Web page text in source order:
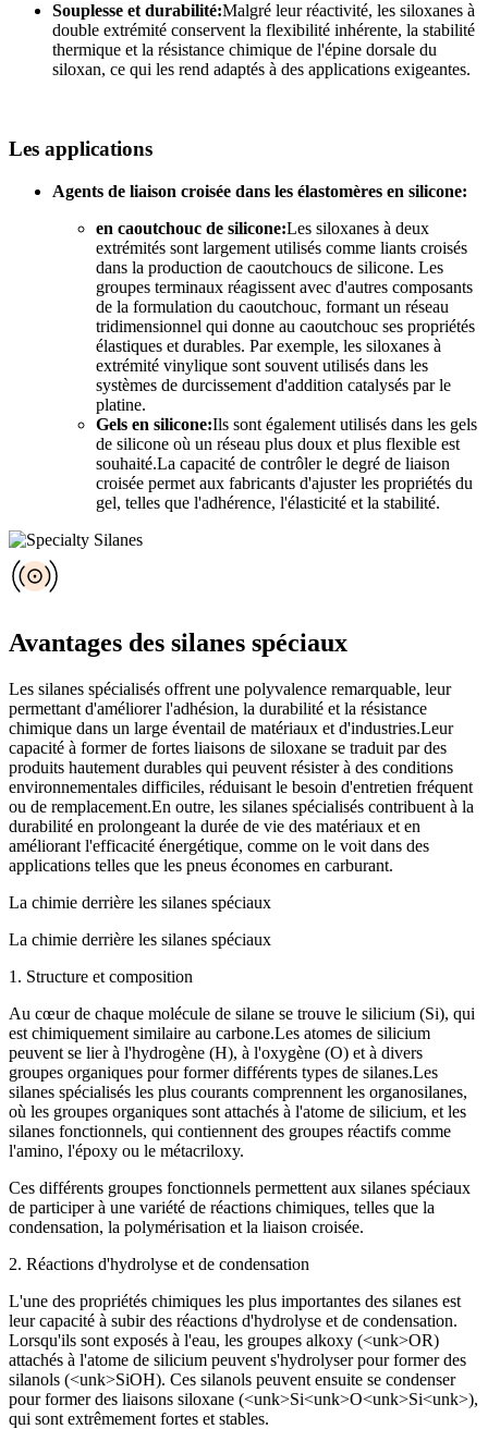
Souplesse et durabilité:Malgré leur réactivité, les siloxanes à
double extrémité conservent la flexibilité inhérente, la stabilité
thermique et la résistance chimique de l'épine dorsale du
siloxan, ce qui les rend adaptés à des applications exigeantes.
Les applications
Agents de liaison croisée dans les élastomères en silicone:
en caoutchouc de silicone:Les siloxanes à deux
extrémités sont largement utilisés comme liants croisés
dans la production de caoutchoucs de silicone. Les
groupes terminaux réagissent avec d'autres composants
de la formulation du caoutchouc, formant un réseau
tridimensionnel qui donne au caoutchouc ses propriétés
élastiques et durables. Par exemple, les siloxanes à
extrémité vinylique sont souvent utilisés dans les
systèmes de durcissement d'addition catalysés par le
platine.
Gels en silicone:Ils sont également utilisés dans les gels
de silicone où un réseau plus doux et plus flexible est
souhaité.La capacité de contrôler le degré de liaison
croisée permet aux fabricants d'ajuster les propriétés du
gel, telles que l'adhérence, l'élasticité et la stabilité.
Avantages des silanes spéciaux
Les silanes spécialisés offrent une polyvalence remarquable, leur
permettant d'améliorer l'adhésion, la durabilité et la résistance
chimique dans un large éventail de matériaux et d'industries.Leur
capacité à former de fortes liaisons de siloxane se traduit par des
produits hautement durables qui peuvent résister à des conditions
environnementales difficiles, réduisant le besoin d'entretien fréquent
ou de remplacement.En outre, les silanes spécialisés contribuent à la
durabilité en prolongeant la durée de vie des matériaux et en
améliorant l'efficacité énergétique, comme on le voit dans des
applications telles que les pneus économes en carburant.
La chimie derrière les silanes spéciaux
La chimie derrière les silanes spéciaux
1. Structure et composition
Au cœur de chaque molécule de silane se trouve le silicium (Si), qui
est chimiquement similaire au carbone.Les atomes de silicium
peuvent se lier à l'hydrogène (H), à l'oxygène (O) et à divers
groupes organiques pour former différents types de silanes.Les
silanes spécialisés les plus courants comprennent les organosilanes,
où les groupes organiques sont attachés à l'atome de silicium, et les
silanes fonctionnels, qui contiennent des groupes réactifs comme
l'amino, l'époxy ou le métacriloxy.
Ces différents groupes fonctionnels permettent aux silanes spéciaux
de participer à une variété de réactions chimiques, telles que la
condensation, la polymérisation et la liaison croisée.
2. Réactions d'hydrolyse et de condensation
L'une des propriétés chimiques les plus importantes des silanes est
leur capacité à subir des réactions d'hydrolyse et de condensation.
Lorsqu'ils sont exposés à l'eau, les groupes alkoxy (<unk>OR)
attachés à l'atome de silicium peuvent s'hydrolyser pour former des
silanols (<unk>SiOH). Ces silanols peuvent ensuite se condenser
pour former des liaisons siloxane (<unk>Si<unk>O<unk>Si<unk>),
qui sont extrêmement fortes et stables.